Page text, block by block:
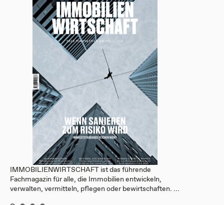
IMMOBILIENWIRTSCHAFT ist das führende
Fachmagazin für alle, die Immobilien entwickeln,
verwalten, vermitteln, pflegen oder bewirtschaften. ...